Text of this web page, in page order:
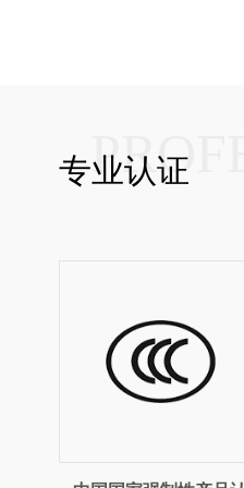
专业认证